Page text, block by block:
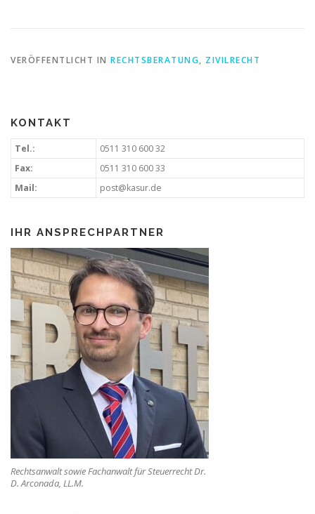
VERÖFFENTLICHT IN RECHTSBERATUNG, ZIVILRECHT
KONTAKT
Tel.:
0511 310 600 32
Fax:
0511 310 600 33
Mail:
post@kasur.de
IHR ANSPRECHPARTNER
Rechtsanwalt sowie Fachanwalt für Steuerrecht Dr.
D. Arconada, LL.M.